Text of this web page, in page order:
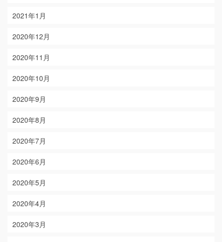
2021年1月
2020年12月
2020年11月
2020年10月
2020年9月
2020年8月
2020年7月
2020年6月
2020年5月
2020年4月
2020年3月